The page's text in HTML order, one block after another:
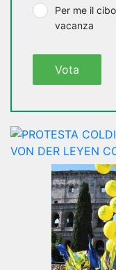
Per me il
vacanza
Vota